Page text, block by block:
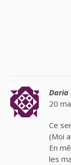
Daria
20
Ce
(Moi
En
les